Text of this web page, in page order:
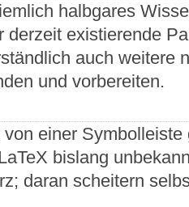
halbgares
derzeit existierende
auch weitere
und vorbereiten.
von einer
bislang
daran scheitern